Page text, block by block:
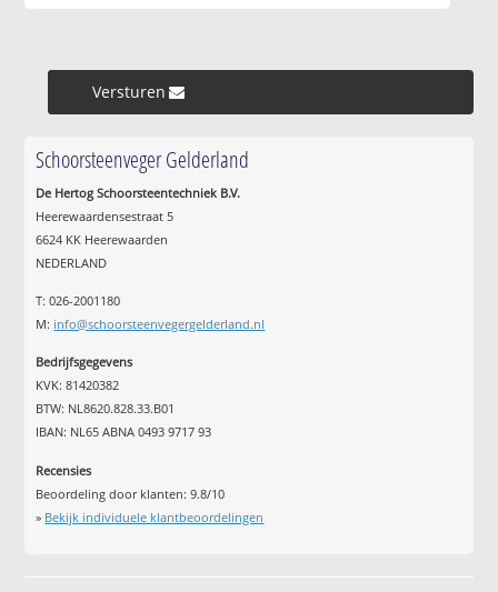
Versturen »
Schoorsteenveger Gelderland
De Hertog Schoorsteentechniek B.V.
Heerewaardensestraat 5
6624 KK Heerewaarden
NEDERLAND
T: 026-2001180
M: info@schoorsteenvegergelderland.nl
Bedrijfsgegevens
KVK: 81420382
BTW: NL8620.828.33.B01
IBAN: NL65 ABNA 0493 9717 93
Recensies
Beoordeling door klanten:9.8/10
» Bekijk individuele klantbeoordelingen